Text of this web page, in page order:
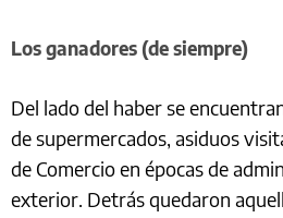
Los ganadores (de siempre)
Del lado del haber se
de supermercados, asiduos
de Comercio en épocas de
exterior. Detrás quedaron